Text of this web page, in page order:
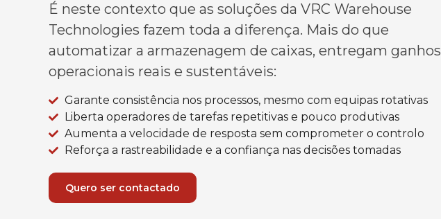
É neste contexto que as soluções da VRC Warehouse
Technologies fazem toda a diferença. Mais do que
automatizar a armazenagem de caixas, entregam ganhos
operacionais reais e sustentáveis:
Garante consistência nos processos, mesmo com equipas rotativas
Liberta operadores de tarefas repetitivas e pouco produtivas
Aumenta a velocidade de resposta sem comprometer o controlo
Reforça a rastreabilidade e a confiança nas decisões tomadas
Quero ser contactado